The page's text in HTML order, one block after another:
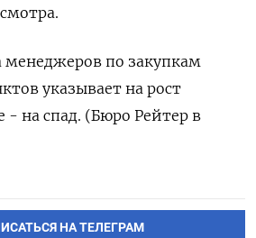
менеджеров по закупкам
​указывает ⁠на рост
‌на спад. (Бюро ​Рейтер в
НА ТЕЛЕГРАМ